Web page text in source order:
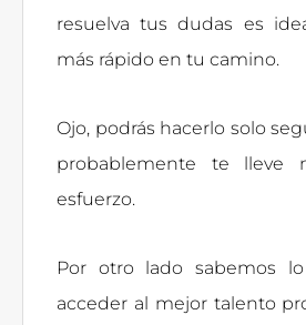
resuelva tus dudas es
más rápido en tu camino.
Ojo, podrás hacerlo solo
probablemente te lleve
esfuerzo.
Por otro lado sabemos
acceder al mejor talento